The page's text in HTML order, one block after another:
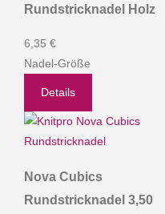
Rundstricknadel Holz
6,35 €
Nadel-Größe
Details
Nova Cubics
Rundstricknadel 3,50